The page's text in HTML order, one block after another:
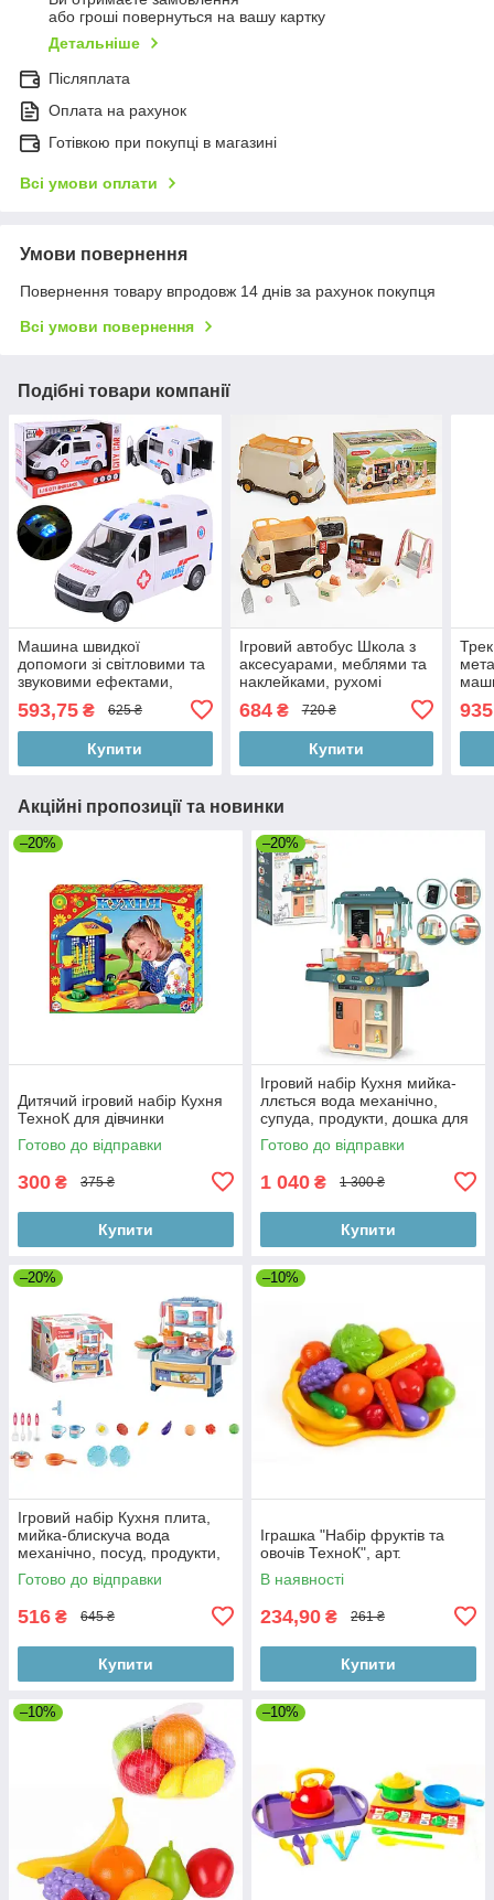
або гроші повернуться на вашу картку
Детальніше
Післяплата
Оплата на рахунок
Готівкою при покупці в магазині
Всі умови оплати
Умови повернення
Повернення товару впродовж 14 днів за рахунок покупця
Всі умови повернення
Подібні товари компанії
Машина швидкої
допомоги зі світловими та
звуковими ефектами,
батарейках, у коробці
593,75 ₴ 625 ₴
Купити
Ігровий автобус Школа з
аксесуарами, меблями та
наклейками, рухомі
684₴ 720 ₴
Купити
Трек
Акційні пропозиції та новинки
–20%
Дитячий ігровий набір Кухня
ТехноК для дівчинки
Готово до відправки
300 ₴ 375 ₴
Купити
–20%
Ігровий набір Кухня мийка-
ллється вода механічно,
супуда, продукти, дошка для
Готово до відправки
1 040 ₴ 1 300 ₴
Купити
–20%
Ігровий набір Кухня плита,
мийка-блискуча вода
механічно, посуд, продукти,
музика,світло,батарейки,
коробка
Готово до відправки
516 ₴ 645 ₴
Купити
–10%
Іграшка "Набір фруктів та
овочів ТехноК", арт.
В наявності
234,90 ₴ 261 ₴
Купити
–10% –10%